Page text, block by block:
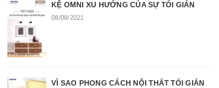
KỆ OMNI XU HƯỚNG CỦA SỰ TỐI GIẢN
08/08/2021
VÌ SAO PHONG CÁCH NỘI THẤT TỐI GIẢN